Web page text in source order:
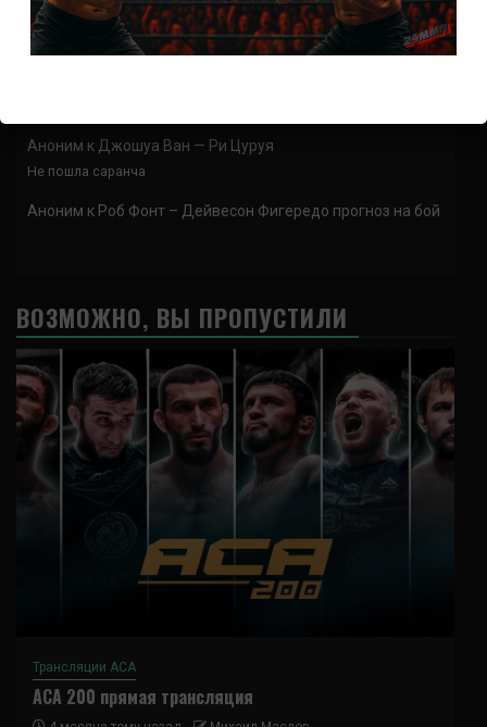
АнонимкДемиан Майа – Гилберт Бернс
Аноним к Джошуа Ван — Ри Цуруя
Не пошла саранча
Аноним к Роб Фонт – Дейвесон Фигередо прогноз на бой
ВОЗМОЖНО, ВЫ ПРОПУСТИЛИ
Трансляции ACA
ACA 200 прямая трансляция